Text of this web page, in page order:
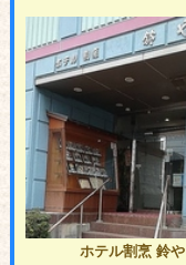
ホテル割烹 鈴や